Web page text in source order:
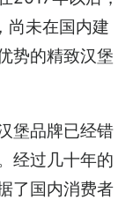
尚未在国内建
势的精致汉堡
堡品牌已经错
经过几十年的
了国内消费者